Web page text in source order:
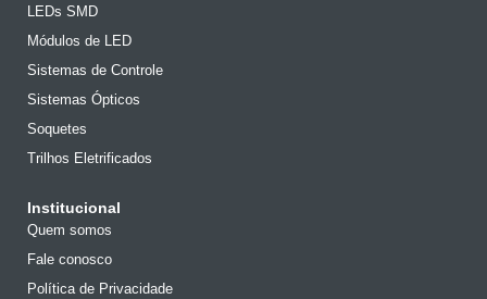
LEDs SMD
Módulos de LED
Sistemas de Controle
Sistemas Ópticos
Soquetes
Trilhos Eletrificados
Institucional
Quem somos
Fale conosco
Política de Privacidade